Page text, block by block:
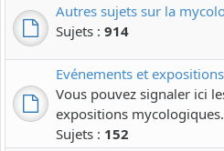
Autres sujets sur la
Sujets : 914
Evénements et
Vous pouvez signaler ici
expositions
Sujets : 152